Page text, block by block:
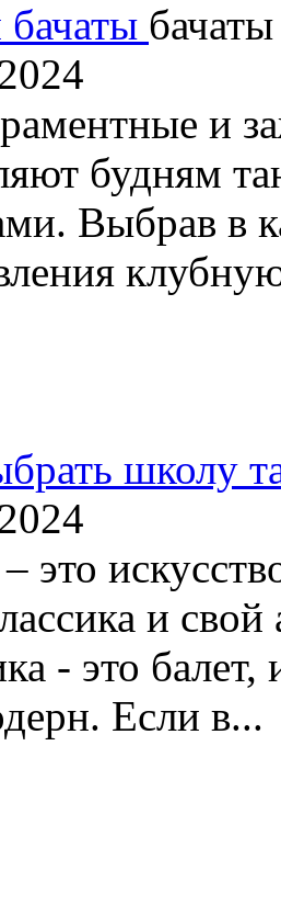
и
будням
Выбрав в
школу
это
и
- это
Если в...